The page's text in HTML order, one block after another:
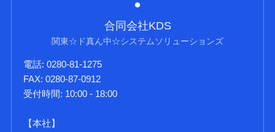
合同会社KDS
関東☆ド真ん中☆システムソリューションズ
電話: 0280-81-1275
FAX: 0280-87-0912
受付時間: 10:00 - 18:00
【本社】